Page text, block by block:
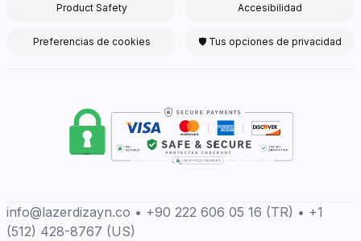
Product Safety Accesibilidad
Preferencias de cookies 🛡 Tus opciones de privacidad
info@lazerdizayn.co • +90 222 606 05 16 (TR) • +1
(512) 428-8767 (US)